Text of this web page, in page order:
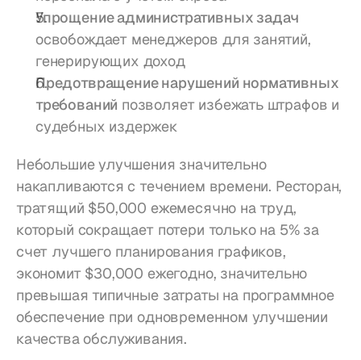
Упрощение административных задач
освобождает менеджеров для занятий,
генерирующих доход
Предотвращение нарушений нормативных
требований позволяет избежать штрафов и
судебных издержек
Небольшие улучшения значительно
накапливаются с течением времени. Ресторан,
тратящий $50,000 ежемесячно на труд,
который сокращает потери только на 5% за
счет лучшего планирования графиков,
экономит $30,000 ежегодно, значительно
превышая типичные затраты на программное
обеспечение при одновременном улучшении
качества обслуживания.